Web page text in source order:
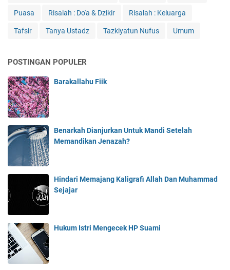
Puasa Risalah : Do'a & Dzikir Risalah : Keluarga
Tafsir Tanya Ustadz Tazkiyatun Nufus Umum
POSTINGAN POPULER
Barakallahu Fiik
Benarkah Dianjurkan Untuk Mandi Setelah
Memandikan Jenazah?
Hindari Memajang Kaligrafi Allah Dan Muhammad
Sejajar
Hukum Istri Mengecek HP Suami